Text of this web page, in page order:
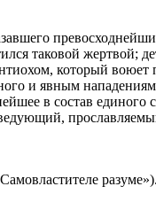
таковой жертвой;
который воюет
и явным
в состав единого
разуме»).